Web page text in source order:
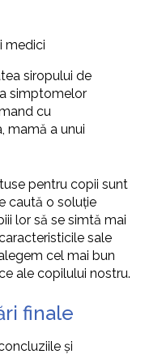
medici
siropului de
simptomelor
cu
mamă a unui
pentru copii sunt
caută o soluție
lor să se simtă mai
sale
cel mai bun
ale copilului nostru.
finale
și